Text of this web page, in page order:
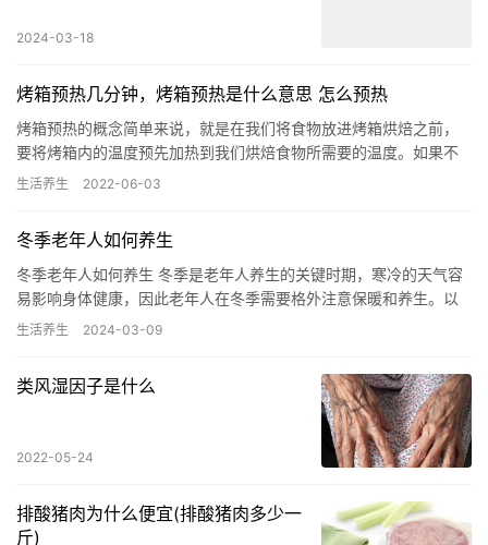
2024-03-18
烤箱预热几分钟，烤箱预热是什么意思 怎么预热
烤箱预热的概念简单来说，就是在我们将食物放进烤箱烘焙之前，
要将烤箱内的温度预先加热到我们烘焙食物所需要的温度。如果不
预热的话，我们的蛋糕和面包很难快速定型，制作出来的成品会有
生活养生 2022-06-03
冬季老年人如何养生
冬季老年人如何养生 冬季是老年人养生的关键时期，寒冷的天气容
易影响身体健康，因此老年人在冬季需要格外注意保暖和养生。以
下是一些冬季养生的建议，希望能帮助老年人度过一个健康温暖的
生活养生 2024-03-09
类风湿因子是什么
2022-05-24
排酸猪肉为什么便宜(排酸猪肉多少一
斤)